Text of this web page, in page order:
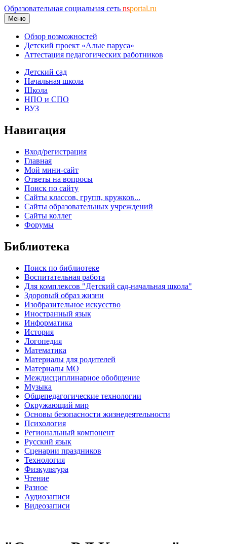
Образовательная социальная сеть nsportal.ru
Меню
Обзор возможностей
Детский проект «Алые паруса»
Аттестация педагогических работников
Детский сад
Начальная школа
Школа
НПО и СПО
ВУЗ
Навигация
Вход/регистрация
Главная
Мой мини-сайт
Ответы на вопросы
Поиск по сайту
Сайты классов, групп, кружков...
Сайты образовательных учреждений
Сайты коллег
Форумы
Библиотека
Поиск по библиотеке
Воспитательная работа
Для комплексов "Детский сад-начальная школа"
Здоровый образ жизни
Изобразительное искусство
Иностранный язык
Информатика
История
Логопедия
Математика
Материалы для родителей
Материалы МО
Междисциплинарное обобщение
Музыка
Общепедагогические технологии
Окружающий мир
Основы безопасности жизнедеятельности
Психология
Региональный компонент
Русский язык
Сценарии праздников
Технология
Физкультура
Чтение
Разное
Аудиозаписи
Видеозаписи